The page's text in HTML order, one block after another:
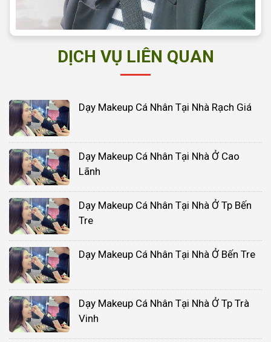
DỊCH VỤ LIÊN QUAN
Dạy Makeup Cá Nhân Tại Nhà Rạch Giá
Dạy Makeup Cá Nhân Tại Nhà Ở Cao
Lãnh
Dạy Makeup Cá Nhân Tại Nhà Ở Tp Bến
Tre
Dạy Makeup Cá Nhân Tại Nhà Ở Bến Tre
Dạy Makeup Cá Nhân Tại Nhà Ở Tp Trà
Vinh